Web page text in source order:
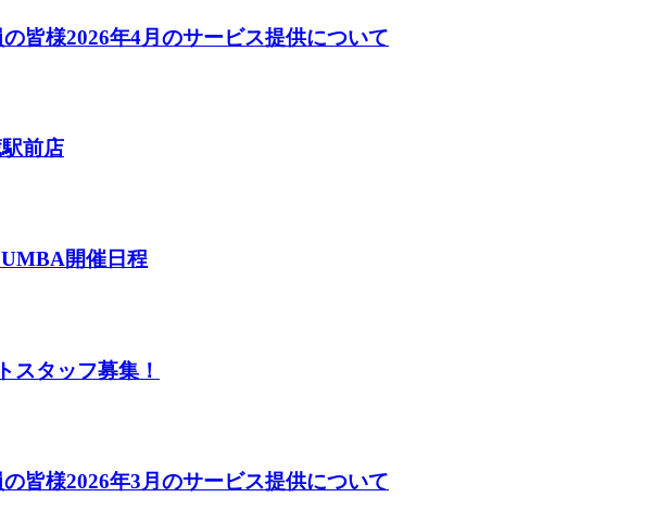
皆様2026年4月のサービス提供について
前店
開催日程
スタッフ募集！
皆様2026年3月のサービス提供について